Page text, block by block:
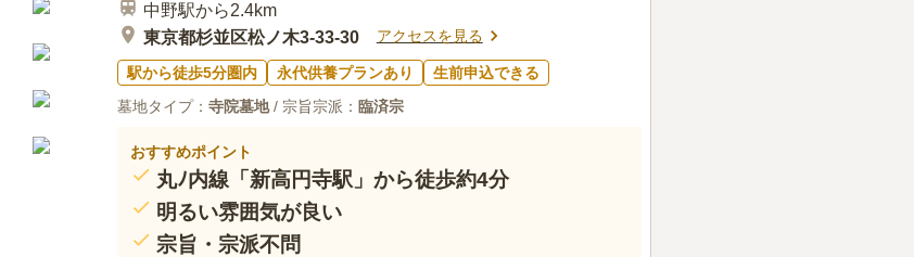
車でのアクセスも良い。
口コミの続きを読む
中野駅から2.4km
東京都杉並区松ノ木3-33-30
アクセスを見る
駅から徒歩5分圏内 永代供養プランあり
生前申込できる
墓地タイプ： 寺院墓地/ 宗旨宗派： 臨済宗
おすすめポイント
丸ﾉ内線「新高円寺駅」から徒歩約4分
明るい雰囲気が良い
宗旨・宗派不問